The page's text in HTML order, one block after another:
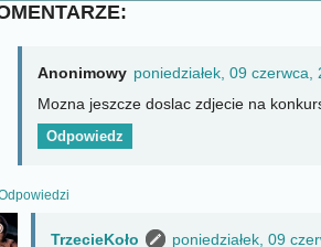
Anonimowy poniedziałek, 09 czerwca,
Mozna jeszcze doslac zdjecie na
Odpowiedz
TrzecieKoło
poniedziałek, 09